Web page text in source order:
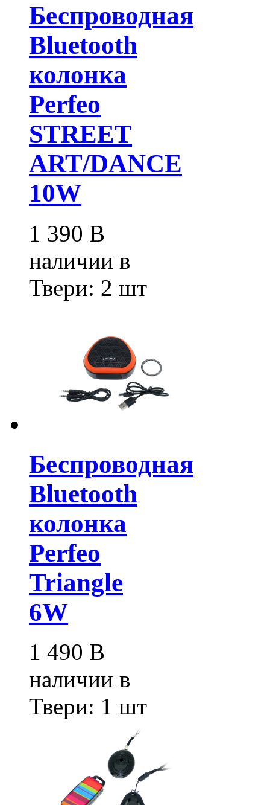
Беспроводная
Bluetooth
колонка
Perfeo
STREET
ART/DANCE
10W
1 390 В
наличии в
Твери: 2 шт
Беспроводная
Bluetooth
колонка
Perfeo
Triangle
6W
1 490 В
наличии в
Твери: 1 шт